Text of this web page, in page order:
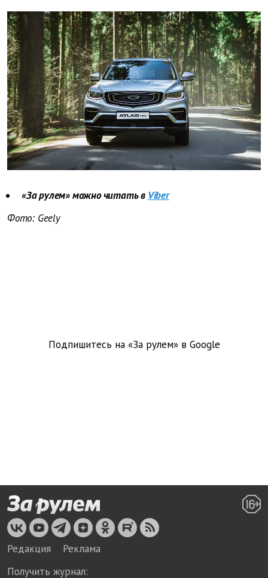
«За рулем» можно читать в Viber
Фото: Geely
Подпишитесь на «За рулем» в Google
Редакция
Реклама
Получить журнал: